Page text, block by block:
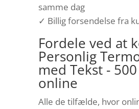
samme dag
✓ Billig forsendelse fra
Fordele ved at
Personlig
med Tekst -
online
Alle de tilfælde, hvor